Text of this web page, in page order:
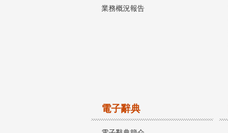
業務概況報告
電子辭典